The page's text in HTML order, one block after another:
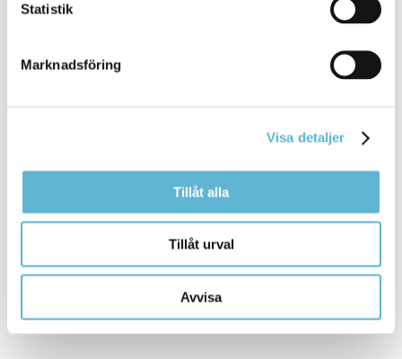
Statistik
Marknadsföring
Visa detaljer
Tillåt alla
Tillåt urval
Avvisa
Besöksadress
Kommunhuset, Storgatan 48
Postadress
Box 18, 295 21 Bromölla
kommunstyrelsen@bromolla.se
www.bromolla.se